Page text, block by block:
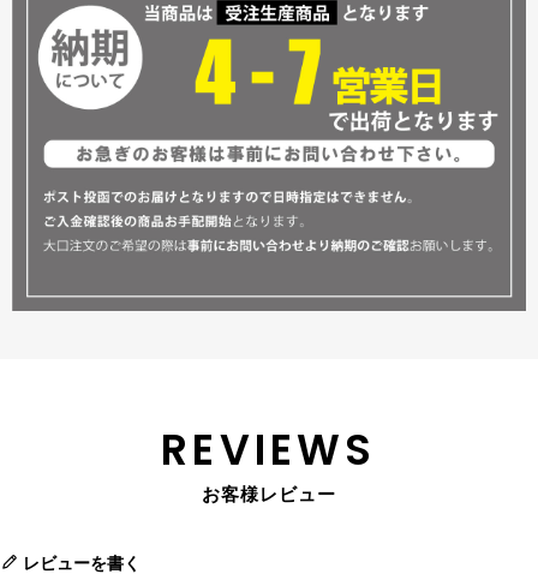
REVIEWS
お客様レビュー
レビューを書く